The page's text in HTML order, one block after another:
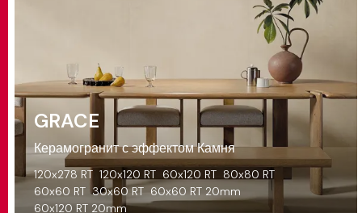
GRACE
Керамогранит с эффектом Камня
120x278 RT 120x120 RT 60x120 RT 80x80 RT
60x60 RT 30x60 RT 60x60 RT 20mm
60x120 RT 20mm